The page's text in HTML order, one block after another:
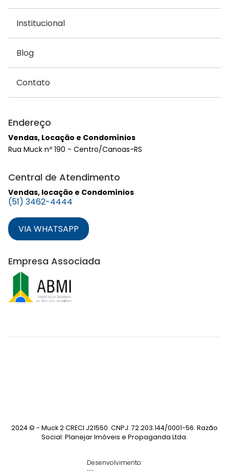
Institucional
Blog
Contato
Endereço
Vendas, Locação e Condomínios
Rua Muck nº 190 - Centro/Canoas-RS
Central de Atendimento
Vendas, locação e Condomínios
(51) 3462-4444
VIA WHATSAPP
Empresa Associada
2024 © - Muck 2 CRECI J21550. CNPJ: 72.203.144/0001-56. Razão
Social: Planejar Imóveis e Propaganda Ltda.
Desenvolvimento: